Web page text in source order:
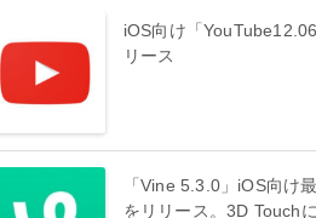
iOS向け「
リース
「Vine 5.3.0」iOS向け
をリリース。3D Touch